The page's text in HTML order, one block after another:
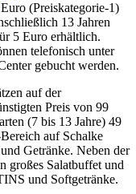
(Preiskategorie-1)
13 Jahren
5 Euro erhältlich.
telefonisch unter
gebucht werden.
auf der
Preis von 99
(7 bis 13 Jahre) 49
auf Schalke
Getränke. Neben der
großes Salatbuffet und
und Softgetränke.